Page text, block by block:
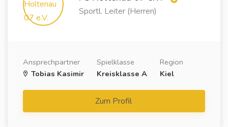
Sportl. Leiter (Herren)
Ansprechpartner
Tobias Kasimir
Spielklasse
Kreisklasse A
Region
Kiel
Zum Profil